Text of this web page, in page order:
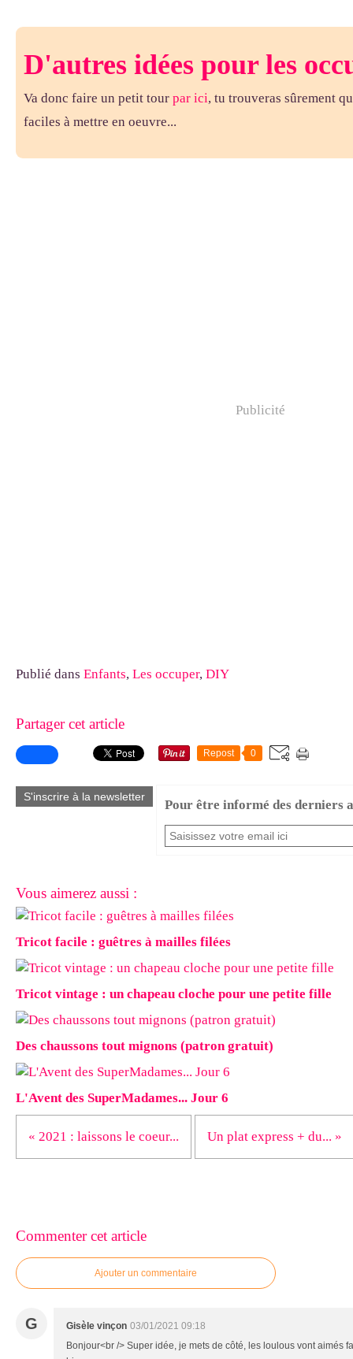
D'autres idées pour les
Va donc faire un petit tour par ici, tu trouveras sûrement
faciles à mettre en oeuvre...
Publicité
Publié dans Enfants, Les occuper, DIY
Partager cet article
Repost 0
S'inscrire à la newsletter
Pour être informé des derniers
Vous aimerez aussi :
Tricot facile : guêtres à mailles filées
Tricot vintage : un chapeau cloche pour une petite fille
Des chaussons tout mignons (patron gratuit)
L'Avent des SuperMadames... Jour 6
« 2021 : laissons le coeur... Un plat express + du... »
Commenter cet article
Ajouter un commentaire
G Gisèle vinçon 03/01/2021 09:18
Bonjour<br /> Super idée, je mets de côté, les loulous vont aimés